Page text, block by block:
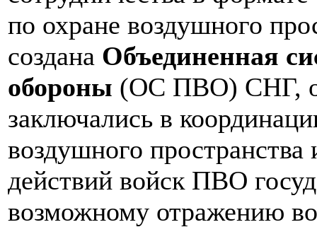
по охране воздушного
создана Объединенная
обороны (ОС ПВО) СНГ,
заключались в
воздушного
действий войск ПВО
возможному отражению